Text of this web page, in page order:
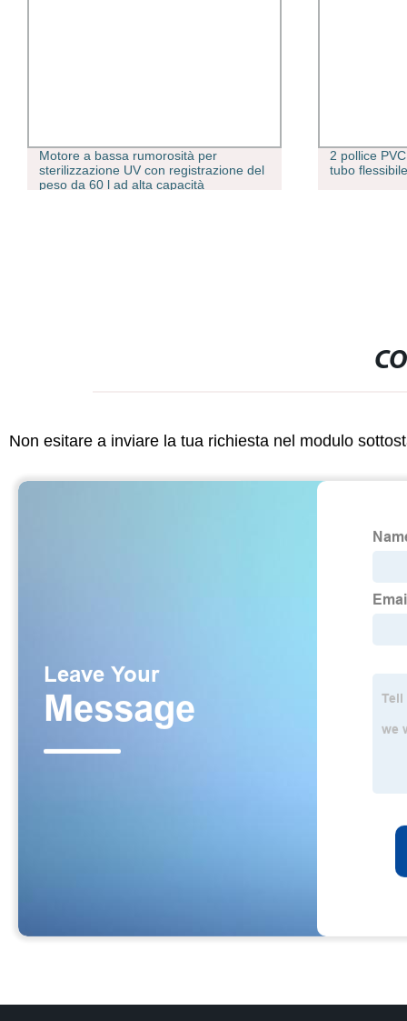
Motore a bassa rumorosità per
sterilizzazione UV con registrazione del
peso da 60 l ad alta capacità
2 pollice
tubo
Non esitare a inviare la tua richiesta nel modulo